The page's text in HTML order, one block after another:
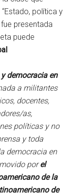
política y
presentada
puede
democracia en
a militantes
docentes,
as,
políticas y no
y toda
democracia en
porel
de la
de